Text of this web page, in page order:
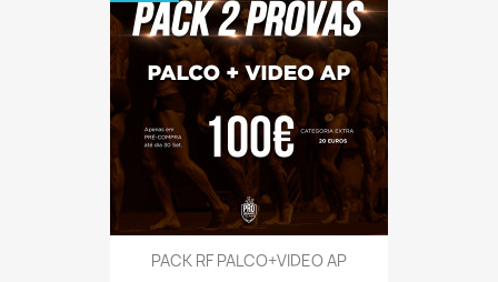
PACK RF PALCO+VIDEO AP